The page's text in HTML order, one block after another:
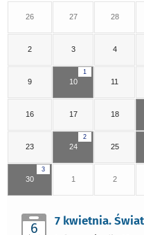
26 27 28
2 3 4
9
1
10 11
16 17 18
23
2
24 25
3
30 1 2
6 7 kwietnia.